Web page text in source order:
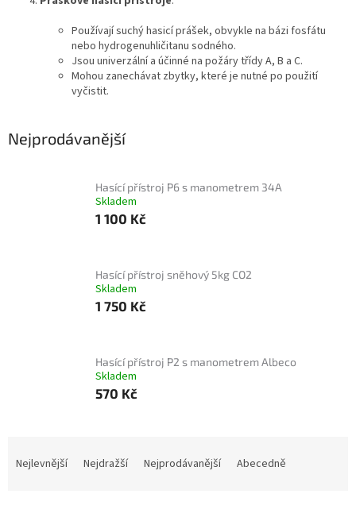
Používají suchý hasicí prášek, obvykle na bázi fosfátu
nebo hydrogenuhličitanu sodného.
Jsou univerzální a účinné na požáry třídy A, B a C.
Mohou zanechávat zbytky, které je nutné po použití
vyčistit.
Nejprodávanější
Hasící přístroj P6 s manometrem 34A
Skladem
1 100 Kč
Hasící přístroj sněhový 5kg CO2
Skladem
1 750 Kč
Hasící přístroj P2 s manometrem Albeco
Skladem
570 Kč
Nejlevnější Nejdražší Nejprodávanější Abecedně